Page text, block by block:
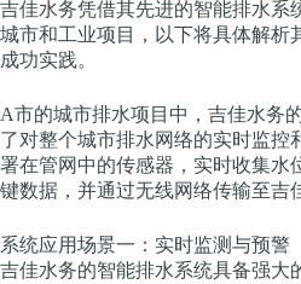
吉佳水务凭借其先进的智能排水系
城市和工业项目，以下将具体解析
成功实践。
A市的城市排水项目中，吉佳水务
了对整个城市排水网络的实时监控
署在管网中的传感器，实时收集水
键数据，并通过无线网络传输至吉
系统应用场景一：实时监测与预警
吉佳水务的智能排水系统具备强大